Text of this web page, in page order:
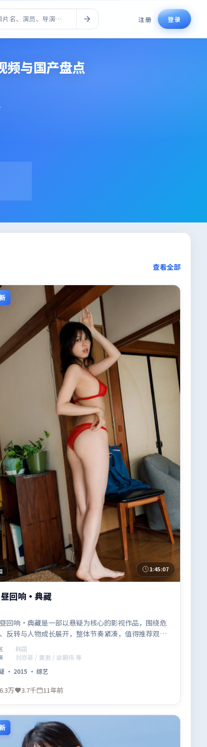
注册 登录
频与国产盘点
查看全部
1:45:07
回响·典藏
回响·典藏是一部以悬疑为核心的影视作品，围绕危
反转与人物成长展开，整体节奏紧凑，值得推荐观
韩国
刘亦菲 / 黄渤 / 梁朝伟 等
· 2015 · 综艺
万 3.7千 11年前